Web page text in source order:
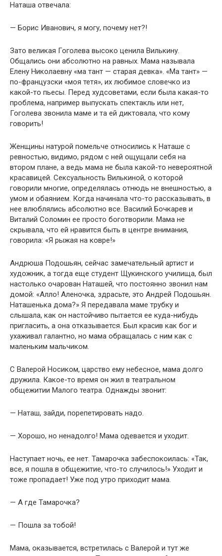
Наташа отвечала:
— Борис Иванович, я могу, почему нет?!
Зато великая Гоголева высоко ценила Вилькину.
Общались они абсолютно на равных. Мама называла
Елену Николаевну «ма тант — старая девка». «Ма тант» —
по-французски «моя тетя», их любимое словечко из
какой-то пьесы. Перед худсоветами, если была какая-то
проблема, например выпускать спектакль или нет,
Гоголева звонила маме и та ей диктовала, что кому
говорить!
Женщины натурой помельче относились к Наташе с
ревностью, видимо, рядом с ней ощущали себя на
втором плане, а ведь мама не была какой-то невероятной
красавицей. Сексуальность Вилькиной, о которой
говорили многие, определялась отнюдь не внешностью, а
умом и обаянием. Когда начинала что-то рассказывать, в
нее влюблялись абсолютно все. Василий Бочкарев и
Виталий Соломин ее просто боготворили. Мама не
скрывала, что ей нравится быть в центре внимания,
говорила: «Я рыжая на ковре!»
Андрюша Подошьян, сейчас замечательный артист и
художник, а тогда еще студент Щукинского училища, был
настолько очарован Наташей, что постоянно звонил нам
домой: «Алло! Аленочка, здрасьте, это Андрей Подошьян.
Наташенька дома?» Я передавала маме трубку и
слышала, как он настойчиво пытается ее куда-нибудь
пригласить, а она отказывается. Был красив как бог и
ухаживал галантно, но мама обращалась с ним как с
маленьким мальчиком.
С Валерой Носиком, царство ему небесное, мама долго
дружила. Какое-то время он жил в театральном
общежитии Малого театра. Однажды звонит:
— Наташ, зайди, порепетировать надо.
— Хорошо, но ненадолго! Мама одевается и уходит.
Наступает ночь, ее нет. Тамарочка забеспокоилась: «Так,
все, я пошла в общежитие, что-то случилось!» Уходит и
тоже пропадает! Уже под утро приходит мама.
— А где Тамарочка?
— Пошла за тобой!
Мама, оказывается, встретилась с Валерой и тут же